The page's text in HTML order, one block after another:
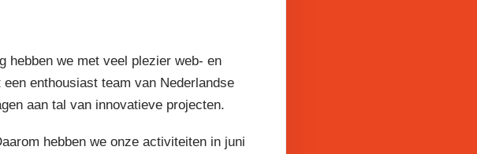
hebben we met veel plezier web- en
enthousiast team van Nederlandse
aan tal van innovatieve projecten.
hebben we onze activiteiten in juni